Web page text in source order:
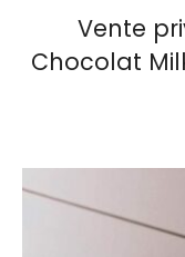
Vente
Chocolat